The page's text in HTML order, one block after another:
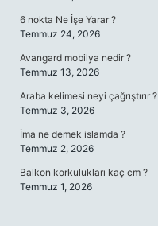
6 nokta Ne İşe Yarar ?
Temmuz 24, 2026
Avangard mobilya nedir ?
Temmuz 13, 2026
Araba kelimesi neyi çağrıştırır ?
Temmuz 3, 2026
İma ne demek islamda ?
Temmuz 2, 2026
Balkon korkulukları kaç cm ?
Temmuz 1, 2026